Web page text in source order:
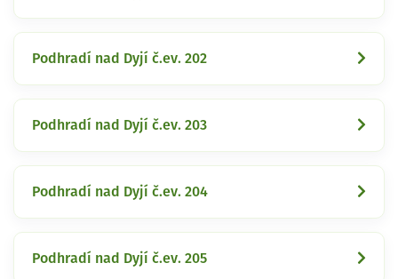
Podhradí nad Dyjí č.ev. 202
Podhradí nad Dyjí č.ev. 203
Podhradí nad Dyjí č.ev. 204
Podhradí nad Dyjí č.ev. 205